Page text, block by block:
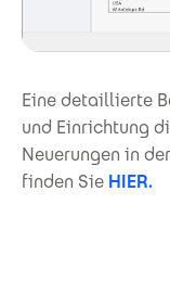
Eine detaillierte
und Einrichtung
Neuerungen in
finden Sie HIER.